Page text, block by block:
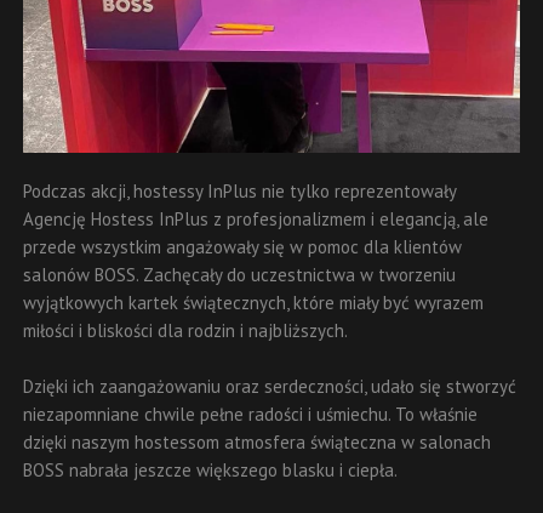
Podczas akcji, hostessy InPlus nie tylko reprezentowały
Agencję Hostess InPlus z profesjonalizmem i elegancją, ale
przede wszystkim angażowały się w pomoc dla klientów
salonów BOSS. Zachęcały do uczestnictwa w tworzeniu
wyjątkowych kartek świątecznych, które miały być wyrazem
miłości i bliskości dla rodzin i najbliższych.
Dzięki ich zaangażowaniu oraz serdeczności, udało się stworzyć
niezapomniane chwile pełne radości i uśmiechu. To właśnie
dzięki naszym hostessom atmosfera świąteczna w salonach
BOSS nabrała jeszcze większego blasku i ciepła.